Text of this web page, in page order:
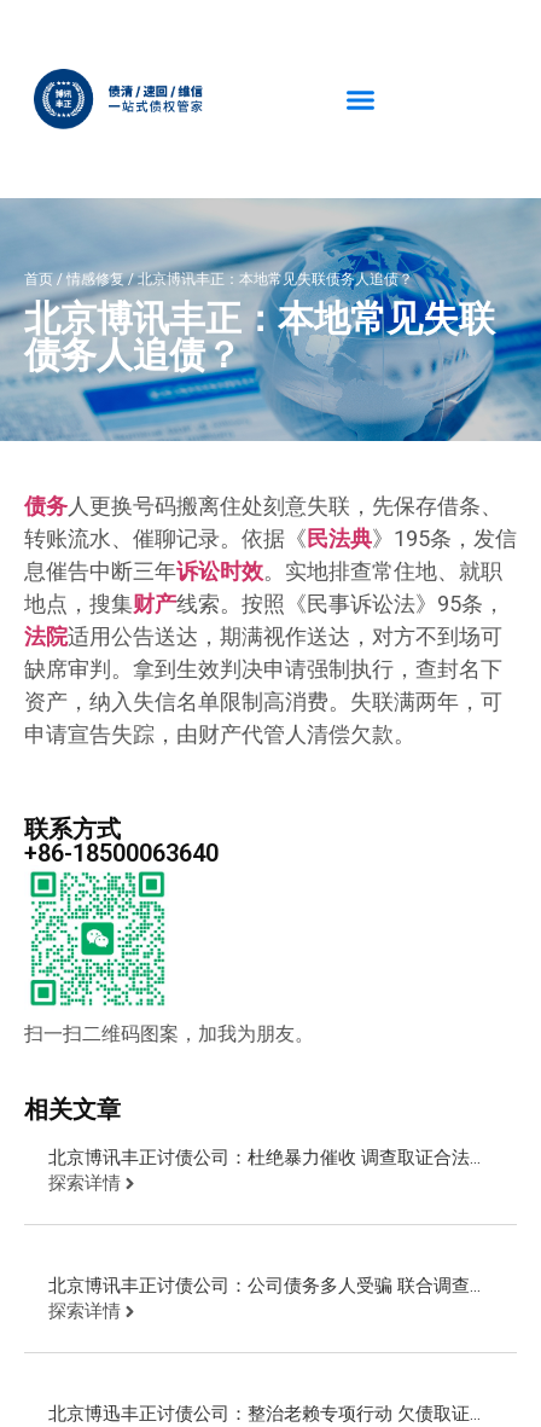
首页/情感修复/北京博讯丰正：本地常见失联债务人追债？
北京博讯丰正：本地常见失联
债务人追债？
债务人更换号码搬离住处刻意失联，先保存借条、
转账流水、催聊记录。依据《民法典》195条，发信
息催告中断三年诉讼时效。实地排查常住地、就职
地点，搜集财产线索。按照《民事诉讼法》95条，
法院适用公告送达，期满视作送达，对方不到场可
缺席审判。拿到生效判决申请强制执行，查封名下
资产，纳入失信名单限制高消费。失联满两年，可
申请宣告失踪，由财产代管人清偿欠款。
联系方式
+86-18500063640
扫一扫二维码图案，加我为朋友。
相关文章
北京博讯丰正讨债公司：杜绝暴力催收 调查取证合法追
讨欠款
探索详情
北京博讯丰正讨债公司：公司债务多人受骗 联合调查取
证告老赖
探索详情
北京博迅丰正讨债公司：整治老赖专项行动 欠债取证公